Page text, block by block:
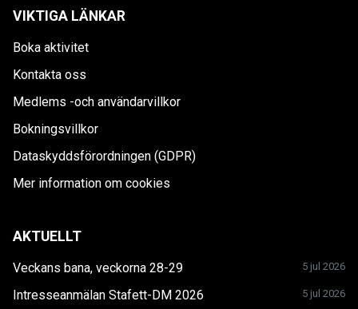
VIKTIGA LÄNKAR
Boka aktivitet
Kontakta oss
Medlems -och användarvillkor
Bokningsvillkor
Dataskyddsförordningen (GDPR)
Mer information om cookies
AKTUELLT
Veckans bana, veckorna 28-29 5 jul 2026
Intresseanmälan Stafett-DM 2026 5 jul 2026